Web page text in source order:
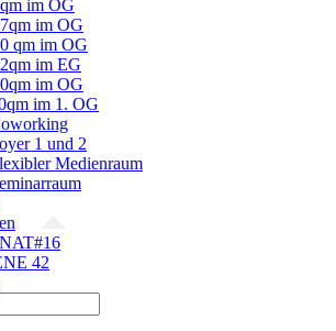
im OG
im OG
qm im OG
im EG
im OG
im 1. OG
1 und 2
Medienraum
42